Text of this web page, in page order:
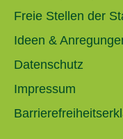
Freie Stellen der
Ideen &
Datenschutz
Impressum